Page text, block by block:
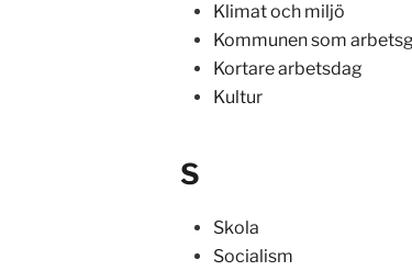
Klimat och miljö
Kommunen som
Kortare arbetsdag
Kultur
S
Skola
Socialism